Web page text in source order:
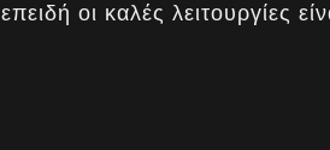
επειδή οι καλές λειτουργίες